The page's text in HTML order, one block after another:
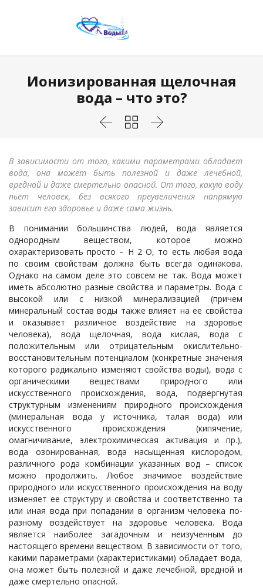
Ионизированная щелочная
вода – что это?
  
В зависимости от того, какими параметрами обладает
вода, она может быть полезной и даже лечебной,
вредной и даже смертельно опасной. От того, какую воду
пьет человек, без всякого преувеличения напрямую
зависит его здоровье и даже сама жизнь.
В понимании большинства людей, вода является
однородным веществом, которое можно
охарактеризовать просто – Н 2 О, то есть любая вода
по своим свойствам должна быть всегда одинакова.
Однако на самом деле это совсем не так. Вода может
иметь абсолютно разные свойства и параметры. Вода с
высокой или с низкой минерализацией (причем
минеральный состав воды также влияет на ее свойства
и оказывает различное воздействие на здоровье
человека), вода щелочная, вода кислая, вода с
положительным или отрицательным окислительно-
восстановительным потенциалом (конкретные значения
которого радикально изменяют свойства воды), вода с
органическими веществами природного или
искусственного происхождения, вода, подвергнутая
структурным изменениям природного происхождения
(минеральная вода у источника, талая вода) или
искусственного происхождения (кипячение,
омагничивание, электрохимическая активация и пр.),
вода озонированная, вода насыщенная кислородом,
различного рода комбинации указанных вод – список
можно продолжить. Любое значимое воздействие
природного или искусственного происхождения на воду
изменяет ее структуру и свойства и соответственно та
или иная вода при попадании в организм человека по-
разному воздействует на здоровье человека. Вода
является наиболее загадочным и неизученным до
настоящего времени веществом. В зависимости от того,
какими параметрами (характеристиками) обладает вода,
она может быть полезной и даже лечебной, вредной и
даже смертельно опасной.